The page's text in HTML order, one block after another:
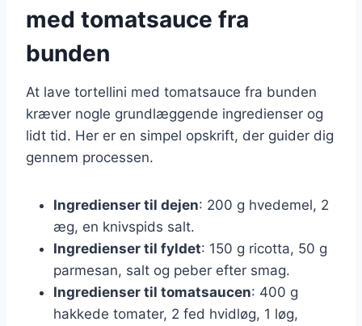
med tomatsauce fra
bunden
At lave tortellini med tomatsauce fra bunden
kræver nogle grundlæggende ingredienser og
lidt tid. Her er en simpel opskrift, der guider dig
gennem processen.
Ingredienser til dejen: 200 g hvedemel, 2
æg, en knivspids salt.
Ingredienser til fyldet: 150 g ricotta, 50 g
parmesan, salt og peber efter smag.
Ingredienser til tomatsaucen: 400 g
hakkede tomater, 2 fed hvidløg, 1 løg,